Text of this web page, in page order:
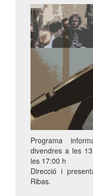
Programa
divendres a les
les 17:00 h
Direcció i
Ribas.